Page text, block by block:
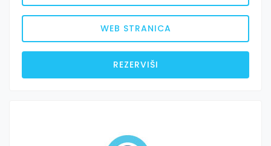
WEB STRANICA
REZERVIŠI